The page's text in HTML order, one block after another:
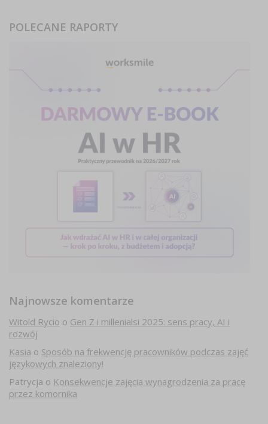
POLECANE RAPORTY
Najnowsze komentarze
Witold Rycio o Gen Z i millenialsi 2025: sens pracy, AI i
rozwój
Kasia o Sposób na frekwencję pracowników podczas zajęć
językowych znaleziony!
Patrycja o Konsekwencje zajęcia wynagrodzenia za pracę
przez komornika